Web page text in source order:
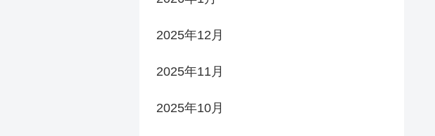
2025年12月
2025年11月
2025年10月